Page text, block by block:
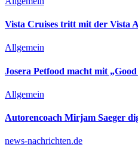
Vista Cruises tritt mit der Vista
Allgemein
Josera Petfood macht mit
Allgemein
Autorencoach Mirjam Saeger
news-nachrichten.de